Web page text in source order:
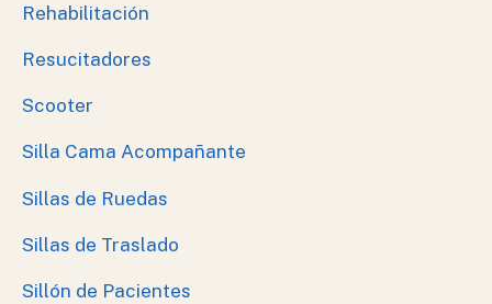
Rehabilitación
Resucitadores
Scooter
Silla Cama Acompañante
Sillas de Ruedas
Sillas de Traslado
Sillón de Pacientes